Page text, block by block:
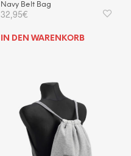
Navy Belt Bag
32,95€
IN DEN WARENKORB